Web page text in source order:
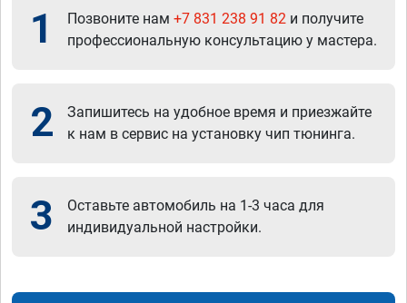
1 Позвоните нам +7 831 238 91 82 и получите
профессиональную консультацию у мастера.
2
Запишитесь на удобное время и приезжайте
к нам в сервис на установку чип тюнинга.
3
Оставьте автомобиль на 1-3 часа для
индивидуальной настройки.